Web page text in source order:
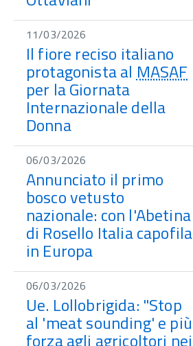
11/03/2026
Il fiore reciso italiano
protagonista al MASAF
per la Giornata
Internazionale della
Donna
06/03/2026
Annunciato il primo
bosco vetusto
nazionale: con l'Abetina
di Rosello Italia capofila
in Europa
06/03/2026
Ue. Lollobrigida: "Stop
al 'meat sounding' e più
forza agli agricoltori nei